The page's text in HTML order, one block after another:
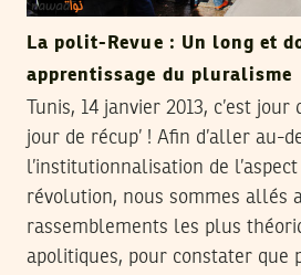
La polit-Revue : Un long et
apprentissage du pluralisme
Tunis, 14 janvier 2013, c’est
jour de récup’ ! Afin d’aller au-
l’institutionnalisation de
révolution, nous sommes allés
rassemblements les plus
apolitiques, pour constater que